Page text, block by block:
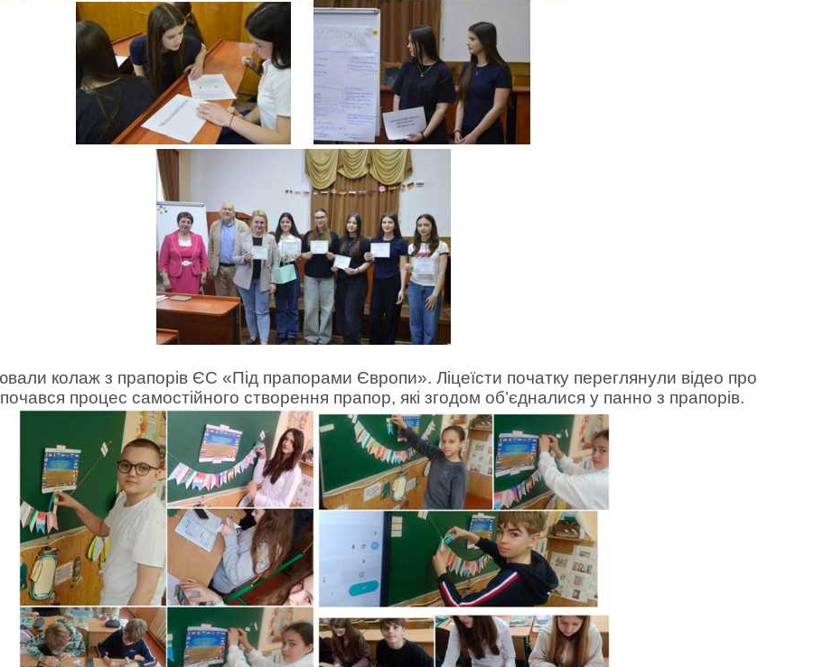
колаж з прапорів ЄС «Під прапорами Європи». Ліцеїсти початку переглянули відео про
процес самостійного створення прапор, які згодом об’єдналися у панно з прапорів.